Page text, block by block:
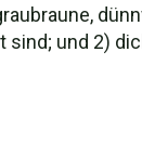
und 2)